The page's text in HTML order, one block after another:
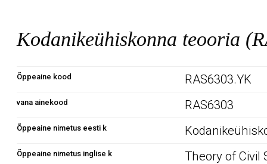
Kodanikeühiskonna teooria
Õppeaine kood RAS6303.YK
vana ainekood RAS6303
Õppeaine nimetus eesti k
Õppeaine nimetus inglise k Theory of Civil